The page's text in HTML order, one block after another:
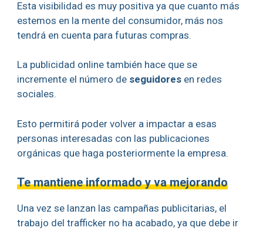
Esta visibilidad es muy positiva ya que cuanto más
estemos en la mente del consumidor, más nos
tendrá en cuenta para futuras compras.
La publicidad online también hace que se
incremente el número de seguidoresen redes
sociales.
Esto permitirá poder volver a impactar a esas
personas interesadas con las publicaciones
orgánicas que haga posteriormente la empresa.
Te mantiene informado y va mejorando
Una vez se lanzan las campañas publicitarias, el
trabajo del trafficker no ha acabado, ya que debe ir